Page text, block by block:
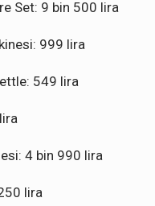
Set: 9 bin 500 lira
999 lira
549 lira
4 bin 990 lira
lira